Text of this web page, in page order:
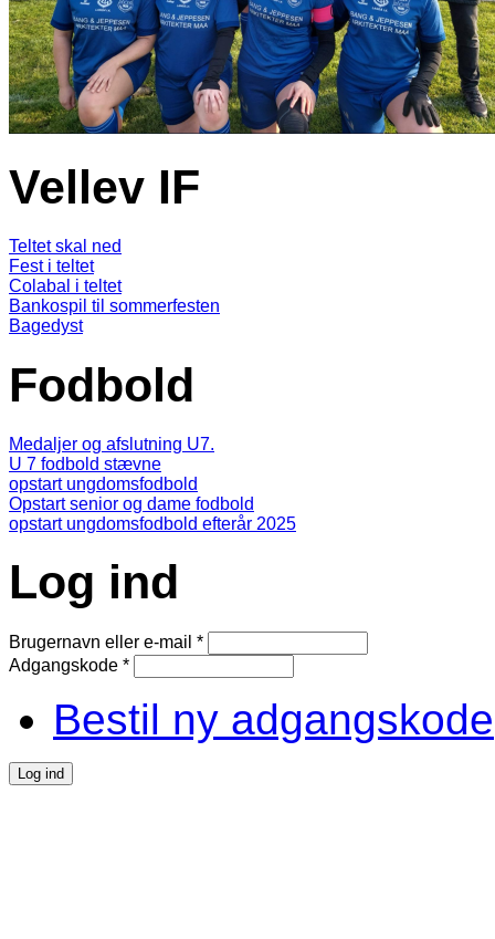
Vellev IF
Teltet skal ned
Fest i teltet
Colabal i teltet
Bankospil til sommerfesten
Bagedyst
Fodbold
Medaljer og afslutning U7.
U 7 fodbold stævne
opstart ungdomsfodbold
Opstart senior og dame fodbold
opstart ungdomsfodbold efterår 2025
Log ind
Brugernavn eller e-mail *
Adgangskode *
Bestil ny adgangskode